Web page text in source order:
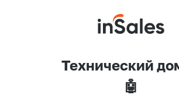
Технический
🤖